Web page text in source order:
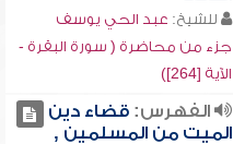
للشيخ: عبد الحي يوسف
جزء من محاضرة ( سورة البقرة -
الآية [264])
الفهرس:قضاء دين
الميت من المسلمين ,